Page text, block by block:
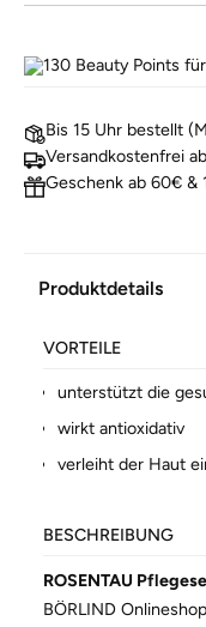
130 Beauty Points
Bis 15 Uhr bestellt
Versandkostenfrei
Geschenk ab 60€ &
Produktdetails
VORTEILE
unterstützt die
wirkt antioxidativ
verleiht der Haut
BESCHREIBUNG
ROSENTAU
BÖRLIND